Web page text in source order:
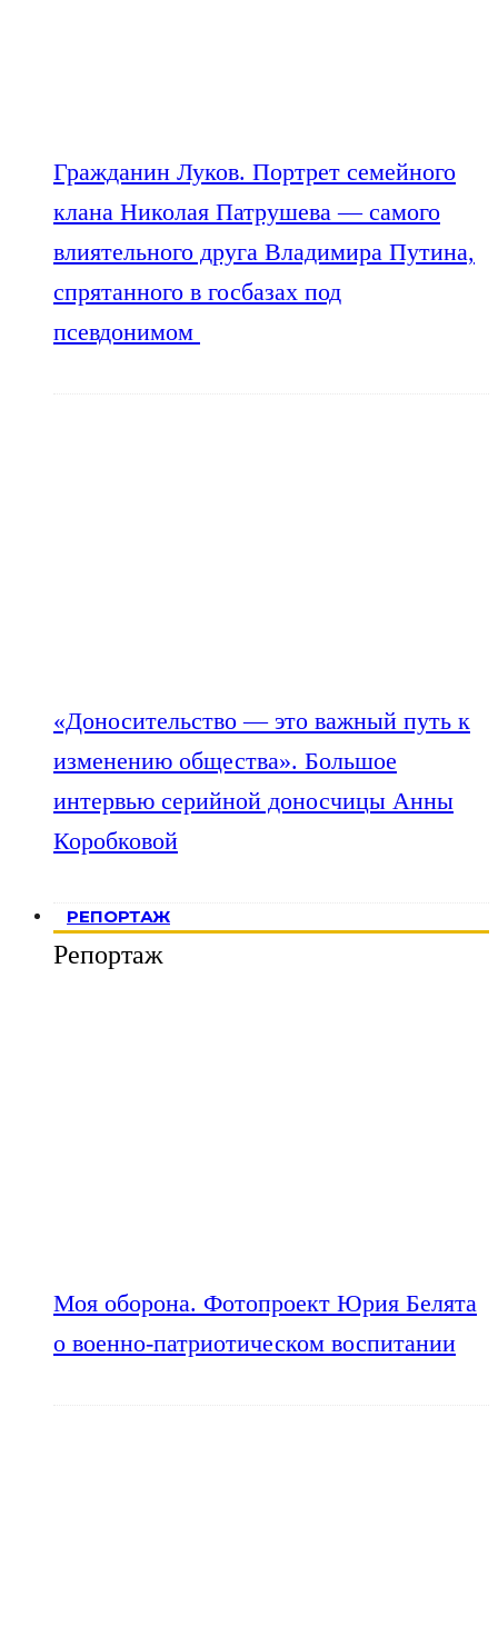
Гражданин Луков. Портрет семейного
клана Николая Патрушева — самого
влиятельного друга Владимира Путина,
спрятанного в госбазах под
псевдонимом
«Доносительство — это важный путь к
изменению общества». Большое
интервью серийной доносчицы Анны
Коробковой
РЕПОРТАЖ
Репортаж
Моя оборона. Фотопроект Юрия Белята
о военно-патриотическом воспитании